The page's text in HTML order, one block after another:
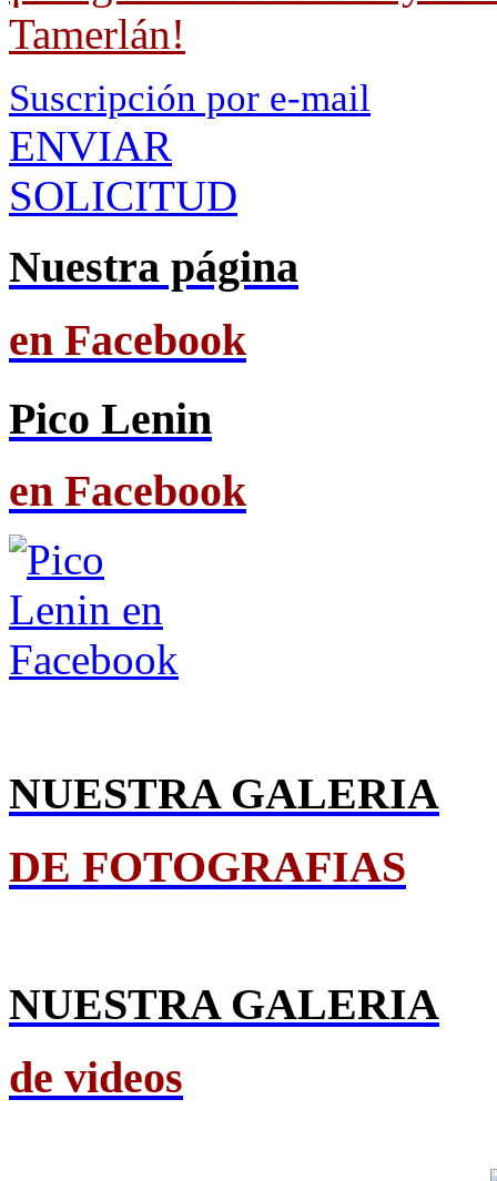
Tamerlán!
Suscripción por e-mail
ENVIAR
SOLICITUD
Nuestra página
en Facebook
Pico Lenin
en Facebook
NUESTRA GALERIA
DE FOTOGRAFIAS
NUESTRA GALERIA
de videos